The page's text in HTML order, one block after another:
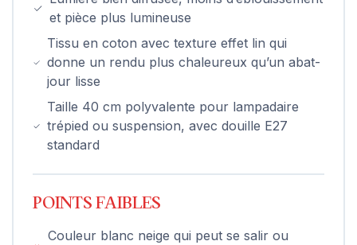
et pièce plus lumineuse
Tissu en coton avec texture effet lin qui
donne un rendu plus chaleureux qu’un abat-
jour lisse
Taille 40 cm polyvalente pour lampadaire
trépied ou suspension, avec douille E27
standard
POINTS FAIBLES
Couleur blanc neige qui peut se salir ou